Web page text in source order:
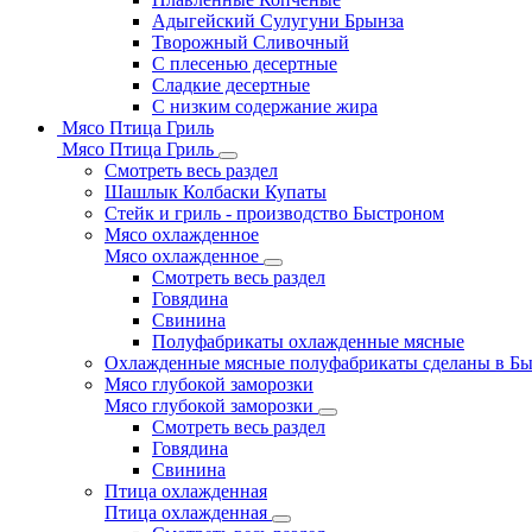
Адыгейский Сулугуни Брынза
Творожный Сливочный
С плесенью десертные
Сладкие десертные
С низким содержание жира
Мясо Птица Гриль
Мясо Птица Гриль
Смотреть весь раздел
Шашлык Колбаски Купаты
Стейк и гриль - производство Быстроном
Мясо охлажденное
Мясо охлажденное
Смотреть весь раздел
Говядина
Свинина
Полуфабрикаты охлажденные мясные
Охлажденные мясные полуфабрикаты сделаны в
Мясо глубокой заморозки
Мясо глубокой заморозки
Смотреть весь раздел
Говядина
Свинина
Птица охлажденная
Птица охлажденная